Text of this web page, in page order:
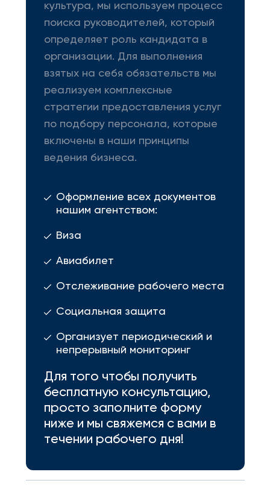
культура, мы используем процесс
поиска руководителей, который
определяет роль кандидата в
организации. Для выполнения
взятых на себя обязательств мы
реализуем комплексные
стратегии предоставления услуг
по подбору персонала, которые
включены в наши принципы
ведения бизнеса.
Оформление всех документов
нашим агентством:
Виза
Авиабилет
Отслеживание рабочего места
Социальная защита
Организует периодический и
непрерывный мониторинг
Для того чтобы получить
бесплатную консультацию,
просто заполните форму
ниже и мы свяжемся с вами в
течении рабочего дня!